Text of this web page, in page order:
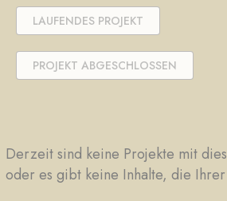
LAUFENDES PROJEKT
PROJEKT ABGESCHLOSSEN
Derzeit sind keine Projekte mit
oder es gibt keine Inhalte, die